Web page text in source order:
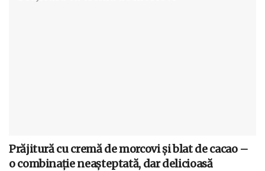
Prăjitură cu cremă de morcovi și blat de cacao –
o combinație neașteptată, dar delicioasă